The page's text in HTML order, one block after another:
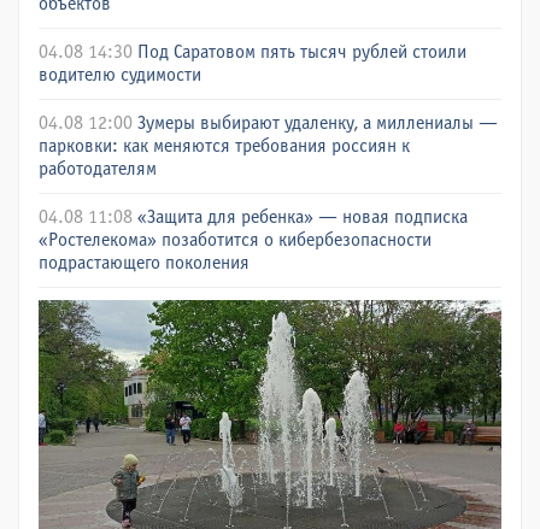
объектов
04.08 14:30 Под Саратовом пять тысяч рублей стоили
водителю судимости
04.08 12:00 Зумеры выбирают удаленку, а миллениалы —
парковки: как меняются требования россиян к
работодателям
04.08 11:08 «Защита для ребенка» — новая подписка
«Ростелекома» позаботится о кибербезопасности
подрастающего поколения